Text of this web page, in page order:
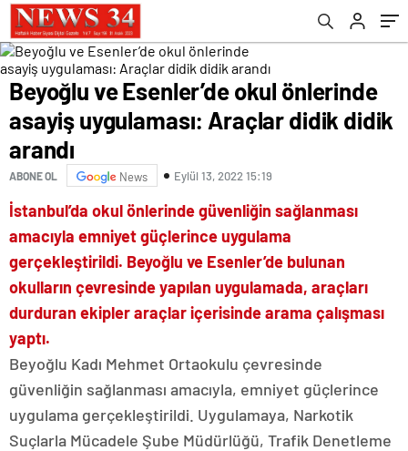
Beyoğlu ve Esenler’de okul önlerinde
asayiş uygulaması: Araçlar didik didik
arandı
ABONE OL News Eylül 13, 2022 15:19
İstanbul’da okul önlerinde güvenliğin sağlanması
amacıyla emniyet güçlerince uygulama
gerçekleştirildi. Beyoğlu ve Esenler’de bulunan
okulların çevresinde yapılan uygulamada, araçları
durduran ekipler araçlar içerisinde arama çalışması
yaptı.
Beyoğlu Kadı Mehmet Ortaokulu çevresinde
güvenliğin sağlanması amacıyla, emniyet güçlerince
uygulama gerçekleştirildi. Uygulamaya, Narkotik
Suçlarla Mücadele Şube Müdürlüğü, Trafik Denetleme